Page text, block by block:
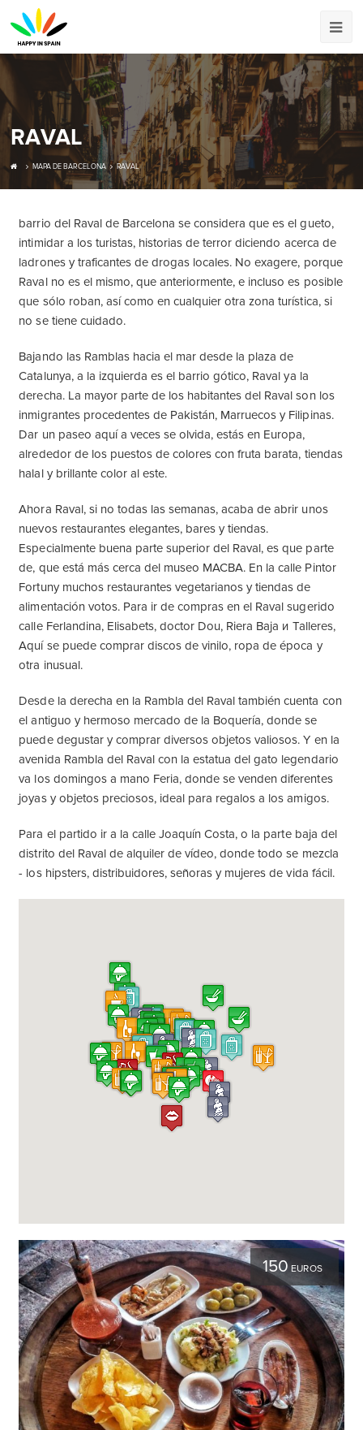
RAVAL
MAPA DE BARCELONA RAVAL
barrio del Raval de Barcelona se considera que es el gueto,
intimidar a los turistas, historias de terror diciendo acerca de
ladrones y traficantes de drogas locales. No exagere, porque
Raval no es el mismo, que anteriormente, e incluso es posible
que sólo roban, así como en cualquier otra zona turística, si
no se tiene cuidado.
Bajando las Ramblas hacia el mar desde la plaza de
Catalunya, a la izquierda es el barrio gótico, Raval ya la
derecha. La mayor parte de los habitantes del Raval son los
inmigrantes procedentes de Pakistán, Marruecos y Filipinas.
Dar un paseo aquí a veces se olvida, estás en Europa,
alrededor de los puestos de colores con fruta barata, tiendas
halal y brillante color al este.
Ahora Raval, si no todas las semanas, acaba de abrir unos
nuevos restaurantes elegantes, bares y tiendas.
Especialmente buena parte superior del Raval, es que parte
de, que está más cerca del museo MACBA. En la calle Pintor
Fortuny muchos restaurantes vegetarianos y tiendas de
alimentación votos. Para ir de compras en el Raval sugerido
calle Ferlandina, Elisabets, doctor Dou, Riera Baja и Talleres,
Aquí se puede comprar discos de vinilo, ropa de época y
otra inusual.
Desde la derecha en la Rambla del Raval también cuenta con
el antiguo y hermoso mercado de la Boquería, donde se
puede degustar y comprar diversos objetos valiosos. Y en la
avenida Rambla del Raval con la estatua del gato legendario
va los domingos a mano Feria, donde se venden diferentes
joyas y objetos preciosos, ideal para regalos a los amigos.
Para el partido ir a la calle Joaquín Costa, o la parte baja del
distrito del Raval de alquiler de vídeo, donde todo se mezcla
- los hipsters, distribuidores, señoras y mujeres de vida fácil.
150 EUROS